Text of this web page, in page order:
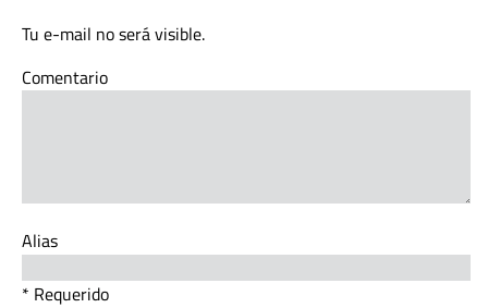
Tu e-mail no será visible.
Comentario
Alias
* Requerido